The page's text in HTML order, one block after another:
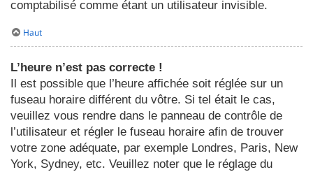
comptabilisé comme étant un utilisateur invisible.
Haut
L’heure n’est pas correcte !
Il est possible que l’heure affichée soit réglée sur un
fuseau horaire différent du vôtre. Si tel était le cas,
veuillez vous rendre dans le panneau de contrôle de
l’utilisateur et régler le fuseau horaire afin de trouver
votre zone adéquate, par exemple Londres, Paris, New
York, Sydney, etc. Veuillez noter que le réglage du